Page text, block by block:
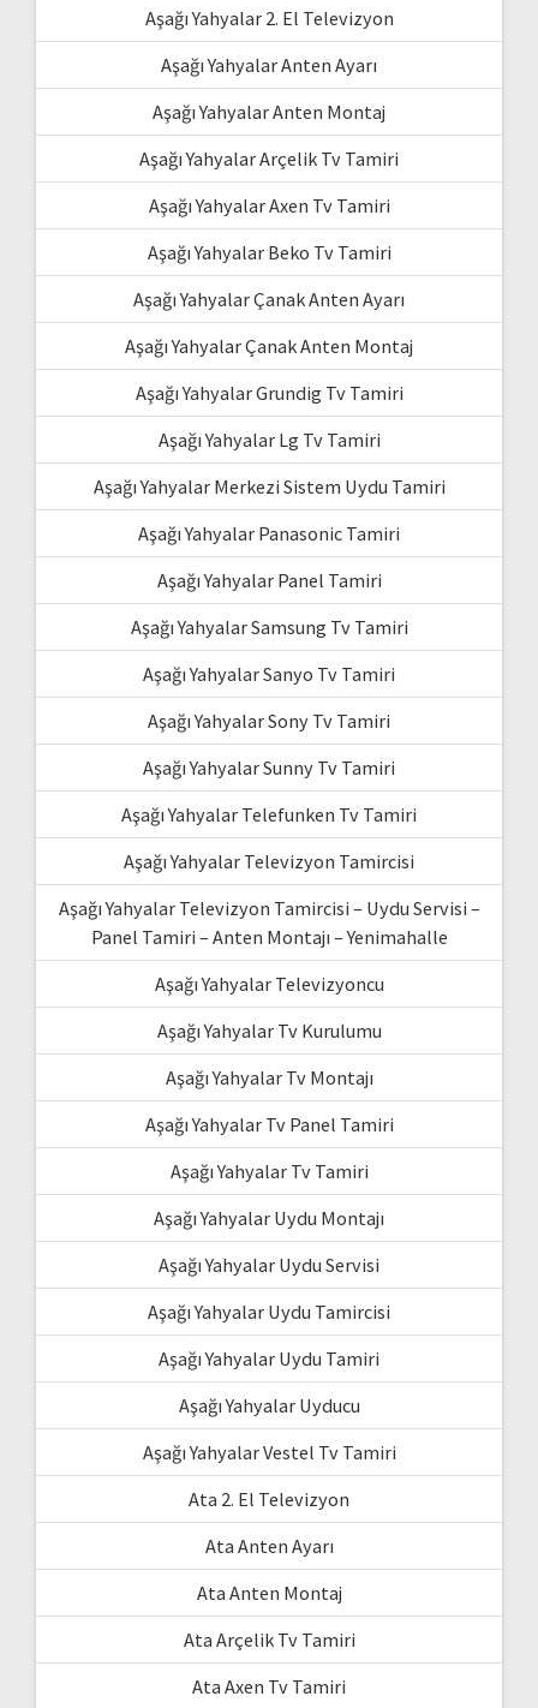
Aşağı Yahyalar 2. El Televizyon
Aşağı Yahyalar Anten Ayarı
Aşağı Yahyalar Anten Montaj
Aşağı Yahyalar Arçelik Tv Tamiri
Aşağı Yahyalar Axen Tv Tamiri
Aşağı Yahyalar Beko Tv Tamiri
Aşağı Yahyalar Çanak Anten Ayarı
Aşağı Yahyalar Çanak Anten Montaj
Aşağı Yahyalar Grundig Tv Tamiri
Aşağı Yahyalar Lg Tv Tamiri
Aşağı Yahyalar Merkezi Sistem Uydu Tamiri
Aşağı Yahyalar Panasonic Tamiri
Aşağı Yahyalar Panel Tamiri
Aşağı Yahyalar Samsung Tv Tamiri
Aşağı Yahyalar Sanyo Tv Tamiri
Aşağı Yahyalar Sony Tv Tamiri
Aşağı Yahyalar Sunny Tv Tamiri
Aşağı Yahyalar Telefunken Tv Tamiri
Aşağı Yahyalar Televizyon Tamircisi
Aşağı Yahyalar Televizyon Tamircisi – Uydu Servisi –
Panel Tamiri – Anten Montajı – Yenimahalle
Aşağı Yahyalar Televizyoncu
Aşağı Yahyalar Tv Kurulumu
Aşağı Yahyalar Tv Montajı
Aşağı Yahyalar Tv Panel Tamiri
Aşağı Yahyalar Tv Tamiri
Aşağı Yahyalar Uydu Montajı
Aşağı Yahyalar Uydu Servisi
Aşağı Yahyalar Uydu Tamircisi
Aşağı Yahyalar Uydu Tamiri
Aşağı Yahyalar Uyducu
Aşağı Yahyalar Vestel Tv Tamiri
Ata 2. El Televizyon
Ata Anten Ayarı
Ata Anten Montaj
Ata Arçelik Tv Tamiri
Ata Axen Tv Tamiri